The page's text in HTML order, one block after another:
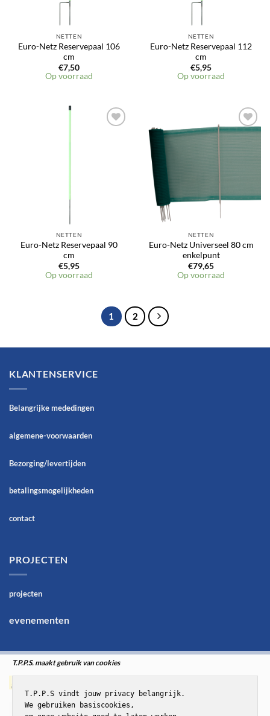
NETTEN
Euro-Netz Reservepaal 106
cm
€7,50
Op voorraad
NETTEN
Euro-Netz Reservepaal 112
cm
€5,95
Op voorraad
NETTEN
Euro-Netz Reservepaal 90
cm
€5,95
Op voorraad
NETTEN
Euro-Netz Universeel 80 cm
enkelpunt
€79,65
Op voorraad
1 2
KLANTENSERVICE
Belangrijke mededingen
algemene-voorwaarden
Bezorging/levertijden
betalingsmogelijkheden
contact
PROJECTEN
projecten
evenementen
T.P.P.S. maakt gebruik van cookies
T.P.P.S vindt jouw privacy belangrijk.
We gebruiken basiscookies,